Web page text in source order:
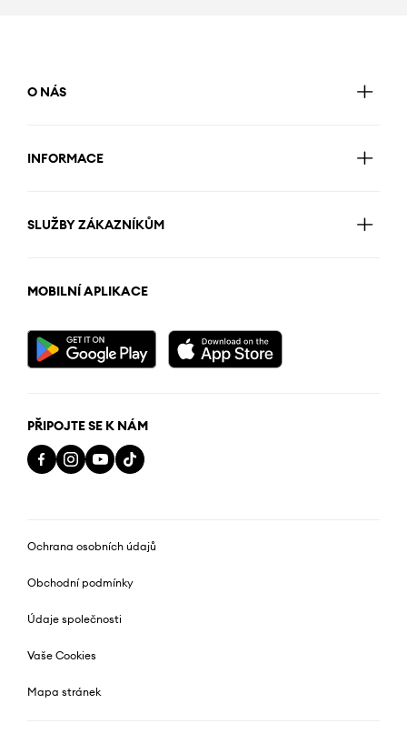
O NÁS
INFORMACE
SLUŽBY ZÁKAZNÍKŮM
MOBILNÍ APLIKACE
PŘIPOJTE SE K NÁM
Ochrana osobních údajů
Obchodní podmínky
Údaje společnosti
Vaše Cookies
Mapa stránek